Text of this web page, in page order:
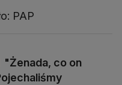
PAP
"Żenada, co on